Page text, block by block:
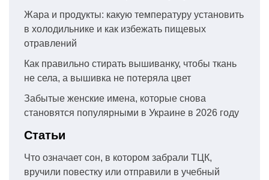
Жара и продукты: какую температуру установить
в холодильнике и как избежать пищевых
отравлений
Как правильно стирать вышиванку, чтобы ткань
не села, а вышивка не потеряла цвет
Забытые женские имена, которые снова
становятся популярными в Украине в 2026 году
Статьи
Что означает сон, в котором забрали ТЦК,
вручили повестку или отправили в учебный